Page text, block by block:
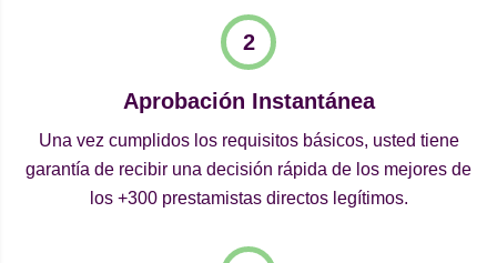
Aprobación Instantánea
Una vez cumplidos los requisitos básicos, usted tiene
garantía de recibir una decisión rápida de los mejores de
los +300 prestamistas directos legítimos.